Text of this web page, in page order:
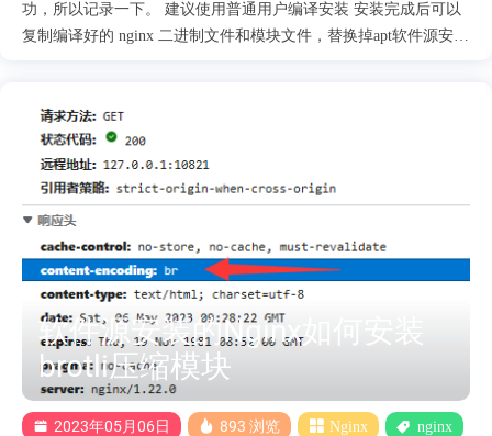
功，所以记录一下。 建议使用普通用户编译安装 安装完成后可以
复制编译好的 nginx 二进制文件和模块文件，替换掉apt软件源安装
build-essential libtool automake autoconf zlib1g-dev libpcre3-dev
libssl-dev libxml2-dev libxslt1-dev libgd-dev libgeoip-dev libgoogle-
perftools-dev libperl-dev libpam0g-dev libpcre++-dev libcurl4-openssl-
dev libyajl-dev libmaxminddb-dev liblmdb-dev git 2. 下载 Nginx 和附
加模块 下载 Nginx 并解压 wget http://nginx.org/dow....
软件源安装的Nginx如何安装
brotli压缩模块
2023年05月06日 893 浏览 Nginx nginx